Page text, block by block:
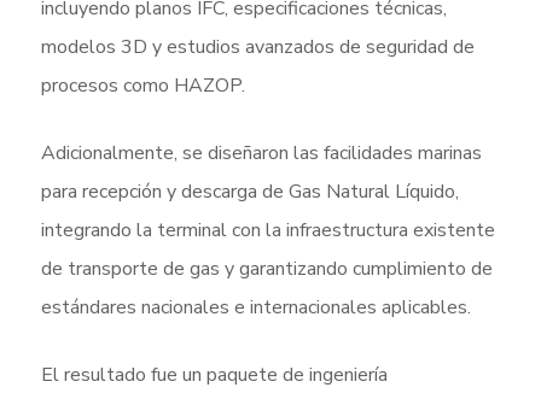
incluyendo planos IFC, especificaciones técnicas,
modelos 3D y estudios avanzados de seguridad de
procesos como HAZOP.
Adicionalmente, se diseñaron las facilidades marinas
para recepción y descarga de Gas Natural Líquido,
integrando la terminal con la infraestructura existente
de transporte de gas y garantizando cumplimiento de
estándares nacionales e internacionales aplicables.
El resultado fue un paquete de ingeniería